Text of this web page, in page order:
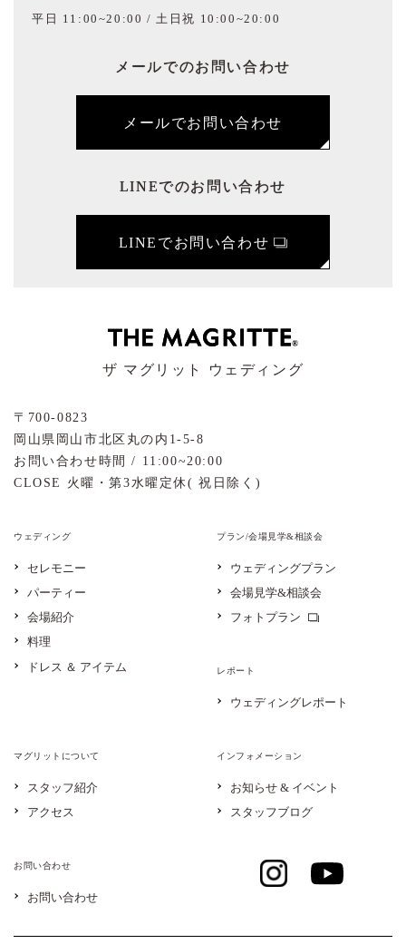
平日 11:00~20:00 / 土日祝 10:00~20:00
メールでのお問い合わせ
メールでお問い合わせ
LINEでのお問い合わせ
LINEでお問い合わせ
ザ マグリット ウェディング
〒700-0823
岡山県岡山市北区丸の内1-5-8
お問い合わせ時間 / 11:00~20:00
CLOSE 火曜・第3水曜定休( 祝日除く)
ウェディング
セレモニー
パーティー
会場紹介
料理
ドレス ＆ アイテム
プラン/会場見学&相談会
ウェディングプラン
会場見学&相談会
フォトプラン
レポート
ウェディングレポート
マグリットについて
スタッフ紹介
アクセス
お問い合わせ
お問い合わせ
インフォメーション
お知らせ & イベント
スタッフブログ